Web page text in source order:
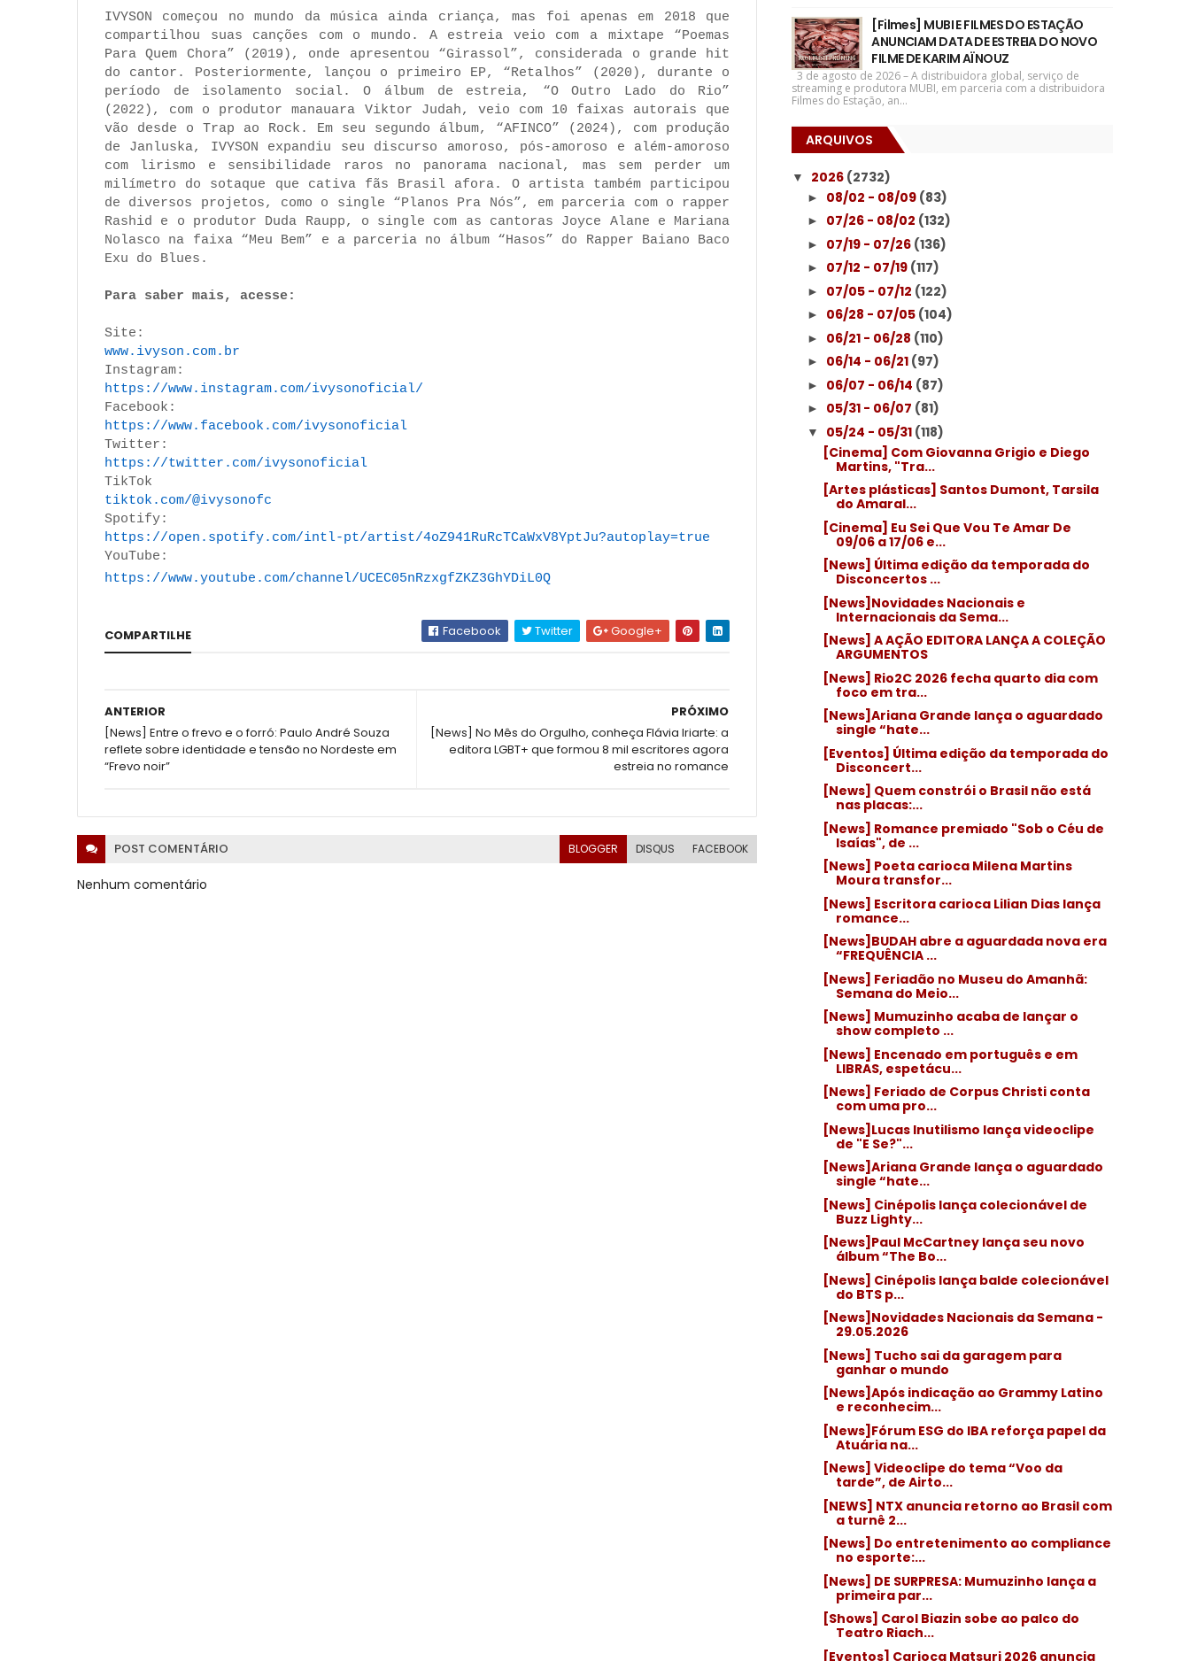
IVYSON começou no mundo da música ainda criança, mas foi apenas em 2018 que
compartilhou suas canções com o mundo. A estreia veio com a mixtape “Poemas
Para Quem Chora” (2019), onde apresentou “Girassol”, considerada o grande hit
do cantor. Posteriormente, lançou o primeiro EP, “Retalhos” (2020), durante o
período de isolamento social. O álbum de estreia, “O Outro Lado do Rio”
(2022), com o produtor manauara Viktor Judah, veio com 10 faixas autorais que
vão desde o Trap ao Rock. Em seu segundo álbum, “AFINCO” (2024), com produção
de Janluska, IVYSON expandiu seu discurso amoroso, pós-amoroso e além-amoroso
com lirismo e sensibilidade raros no panorama nacional, mas sem perder um
milímetro do sotaque que cativa fãs Brasil afora. O artista também participou
de diversos projetos, como o single “Planos Pra Nós”, em parceria com o rapper
Rashid e o produtor Duda Raupp, o single com as cantoras Joyce Alane e Mariana
Nolasco na faixa “Meu Bem” e a parceria no álbum “Hasos” do Rapper Baiano Baco
Exu do Blues.
Para saber mais, acesse:
Site:
www.ivyson.com.br
Instagram:
https://www.instagram.com/ivysonoficial/
Facebook:
https://www.facebook.com/ivysonoficial
Twitter:
https://twitter.com/ivysonoficial
TikTok
tiktok.com/@ivysonofc
Spotify:
https://open.spotify.com/intl-pt/artist/4oZ941RuRcTCaWxV8YptJu?autoplay=true
YouTube:
https://www.youtube.com/channel/UCEC05nRzxgfZKZ3GhYDiL0Q
COMPARTILHE Facebook Twitter Google+
PRÓXIMO
[News] No Mês do Orgulho, conheça Flávia Iriarte: a
editora LGBT+ que formou 8 mil escritores agora
estreia no romance
ANTERIOR
[News] Entre o frevo e o forró: Paulo André Souza
reflete sobre identidade e tensão no Nordeste em
“Frevo noir”
POST COMENTÁRIO BLOGGER DISQUS FACEBOOK
Nenhum comentário
[Filmes] MUBI E FILMES DO ESTAÇÃO
ANUNCIAM DATA DE ESTREIA DO NOVO
FILME DE KARIM AÏNOUZ
3 de agosto de 2026 – A distribuidora global, serviço de
streaming e produtora MUBI, em parceria com a distribuidora
Filmes do Estação, an...
ARQUIVOS
▼ 2026 (2732)
► 08/02 - 08/09 (83)
► 07/26 - 08/02 (132)
► 07/19 - 07/26 (136)
► 07/12 - 07/19 (117)
► 07/05 - 07/12 (122)
► 06/28 - 07/05 (104)
► 06/21 - 06/28 (110)
► 06/14 - 06/21 (97)
► 06/07 - 06/14 (87)
► 05/31 - 06/07 (81)
▼ 05/24 - 05/31 (118)
[Cinema] Com Giovanna Grigio e Diego
Martins, "Tra...
[Artes plásticas] Santos Dumont, Tarsila
do Amaral...
[Cinema] Eu Sei Que Vou Te Amar De
09/06 a 17/06 e...
[News] Última edição da temporada do
Disconcertos ...
[News]Novidades Nacionais e
Internacionais da Sema...
[News] A AÇÃO EDITORA LANÇA A COLEÇÃO
ARGUMENTOS
[News] Rio2C 2026 fecha quarto dia com
foco em tra...
[News]Ariana Grande lança o aguardado
single “hate...
[Eventos] Última edição da temporada do
Disconcert...
[News] Quem constrói o Brasil não está
nas placas:...
[News] Romance premiado "Sob o Céu de
Isaías", de ...
[News] Poeta carioca Milena Martins
Moura transfor...
[News] Escritora carioca Lilian Dias lança
romance...
[News]BUDAH abre a aguardada nova era
“FREQUÊNCIA ...
[News] Feriadão no Museu do Amanhã:
Semana do Meio...
[News] Mumuzinho acaba de lançar o
show completo ...
[News] Encenado em português e em
LIBRAS, espetácu...
[News] Feriado de Corpus Christi conta
com uma pro...
[News]Lucas Inutilismo lança videoclipe
de "E Se?"...
[News]Ariana Grande lança o aguardado
single “hate...
[News] Cinépolis lança colecionável de
Buzz Lighty...
[News]Paul McCartney lança seu novo
álbum “The Bo...
[News] Cinépolis lança balde colecionável
do BTS p...
[News]Novidades Nacionais da Semana -
29.05.2026
[News] Tucho sai da garagem para
ganhar o mundo
[News]Após indicação ao Grammy Latino
e reconhecim...
[News]Fórum ESG do IBA reforça papel da
Atuária na...
[News] Videoclipe do tema “Voo da
tarde”, de Airto...
[NEWS] NTX anuncia retorno ao Brasil com
a turnê 2...
[News] Do entretenimento ao compliance
no esporte:...
[News] DE SURPRESA: Mumuzinho lança a
primeira par...
[Shows] Carol Biazin sobe ao palco do
Teatro Riach...
[Eventos] Carioca Matsuri 2026 anuncia